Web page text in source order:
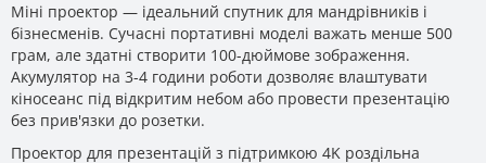
Міні проектор — ідеальний спутник для мандрівників і
бізнесменів. Сучасні портативні моделі важать менше 500
грам, але здатні створити 100-дюймове зображення.
Акумулятор на 3-4 години роботи дозволяє влаштувати
кіносеанс під відкритим небом або провести презентацію
без прив'язки до розетки.
Проектор для презентацій з підтримкою 4K роздільна